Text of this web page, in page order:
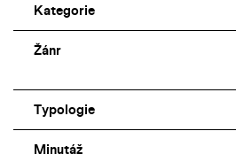
Kategorie
Žánr
Typologie
Minutáž